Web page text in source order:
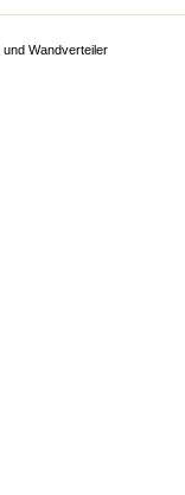
Wandverteiler